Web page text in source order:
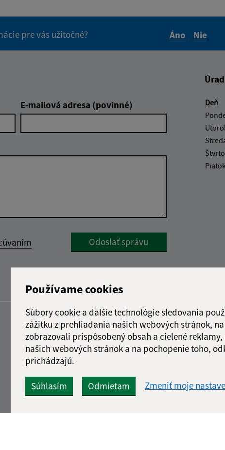
Používame cookies
Súbory cookie a ďalšie technológie sledovania
zážitku z prehliadania našich webových stránok,
zobrazovali prispôsobený obsah a cielené
našich webových stránok a na pochopenie toho,
prichádzajú.
Súhlasím Odmietam Zmeniť moje
pre vás užitočné?
Áno
Nie
E-mailová adresa (povinné)
Google reCaptcha Response
Odoslať správu
Deň